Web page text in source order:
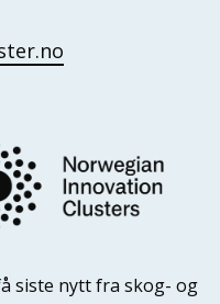
siste nytt fra skog- og